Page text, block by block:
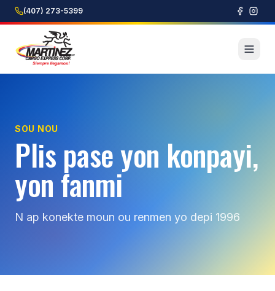
(407) 273-5399
SOU NOU
Plis pase yon konpayi,
yon fanmi
N ap konekte moun ou renmen yo depi 1996